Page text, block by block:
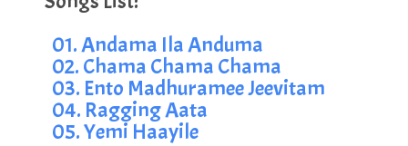
01. Andama Ila Anduma
02. Chama Chama Chama
03. Ento Madhuramee Jeevitam
04. Ragging Aata
05. Yemi Haayile